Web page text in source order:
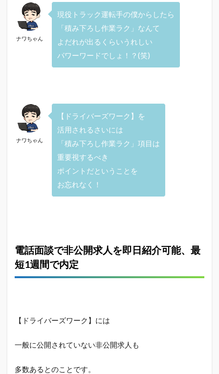
ナワちゃん
現役トラック運転手の僕からしたら
「積み下ろし作業ラク」なんて
よだれが出るくらいうれしい
パワーワードでしょ！？(笑)
ナワちゃん
【ドライバーズワーク】を
活用されるさいには
「積み下ろし作業ラク」項目は
重要視するべき
ポイントだということを
お忘れなく！
電話面談で非公開求人を即日紹介可能、最
短1週間で内定
【ドライバーズワーク】には
一般に公開されていない非公開求人も
多数あるとのことです。